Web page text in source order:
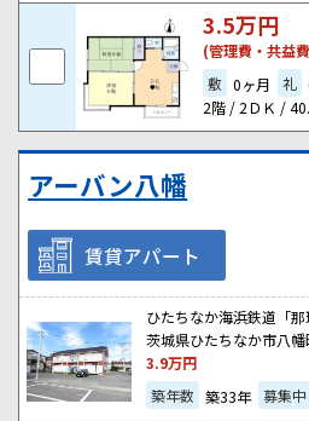
3.5万円
(管理費・共益
敷 0ヶ月 礼
2階 / 2ＤＫ /
アーバン八幡
賃貸アパート
ひたちなか海浜鉄道「
茨城県ひたちなか市八幡
3.9万円
築年数 築33年 募集中